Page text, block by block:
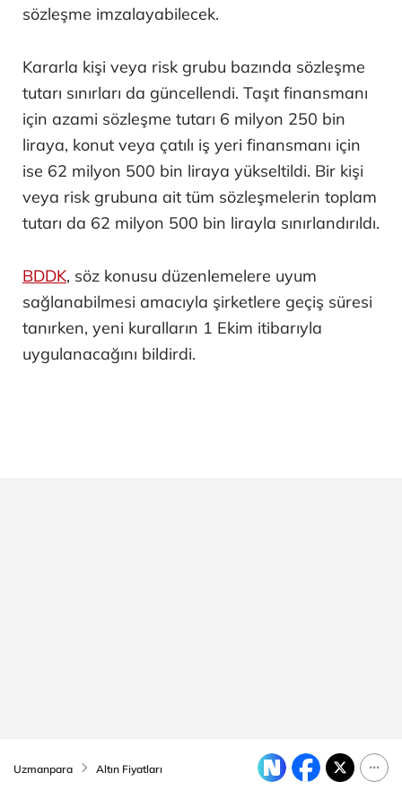
sözleşme imzalayabilecek.
Kararla kişi veya risk grubu bazında sözleşme
tutarı sınırları da güncellendi. Taşıt finansmanı
için azami sözleşme tutarı 6 milyon 250 bin
liraya, konut veya çatılı iş yeri finansmanı için
ise 62 milyon 500 bin liraya yükseltildi. Bir kişi
veya risk grubuna ait tüm sözleşmelerin toplam
tutarı da 62 milyon 500 bin lirayla sınırlandırıldı.
BDDK, söz konusu düzenlemelere uyum
sağlanabilmesi amacıyla şirketlere geçiş süresi
tanırken, yeni kuralların 1 Ekim itibarıyla
uygulanacağını bildirdi.
Uzmanpara Altın Fiyatları